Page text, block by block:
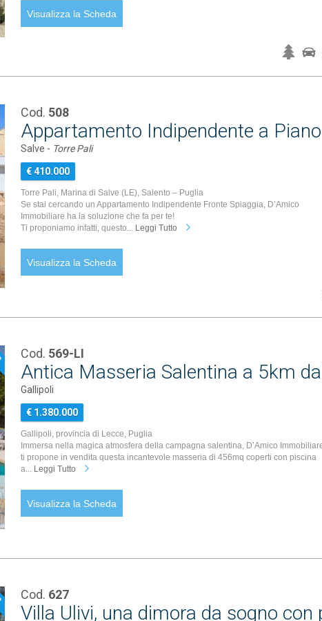
Visualizza la Scheda
Cod. 508
Appartamento Indipendente a
Salve - Torre Pali
€ 410.000
Torre Pali, Marina di Salve (LE), Salento – Puglia
Se stai cercando un Appartamento Indipendente Fronte Spiaggia, D’Amico
Immobiliare ha la soluzione che fa per te!
Ti proponiamo infatti, questo... Leggi Tutto
Visualizza la Scheda
Cod. 569-LI
Antica Masseria Salentina a 5km
Gallipoli
€ 1.380.000
Gallipoli, provincia di Lecce, Puglia
Immersa nella magica atmosfera della campagna salentina, D’Amico
ti propone in vendita questa incantevole masseria di 456mq coperti con piscina
a... Leggi Tutto
Visualizza la Scheda
Cod. 627
Villa Ulivi, una dimora da sogno con